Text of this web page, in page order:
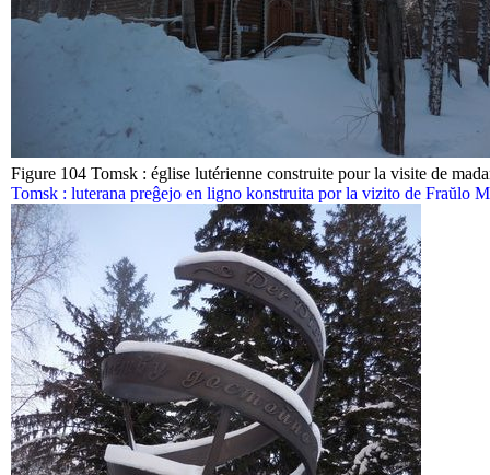
Figure 104 Tomsk : église lutérienne construite pour la visite de
Tomsk : luterana preĝejo en ligno konstruita por la vizito de Fraŭlo